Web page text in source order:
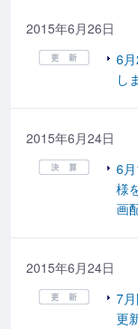
2015年6月26日
6
し
2015年6月24日
6
様
画
2015年6月24日
7
更